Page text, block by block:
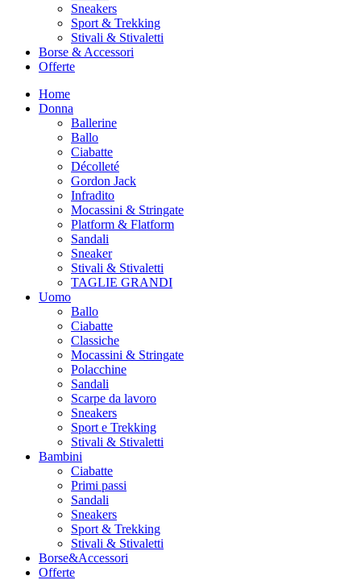
Sneakers
Sport & Trekking
Stivali & Stivaletti
Borse & Accessori
Offerte
Home
Donna
Ballerine
Ballo
Ciabatte
Décolleté
Gordon Jack
Infradito
Mocassini & Stringate
Platform & Flatform
Sandali
Sneaker
Stivali & Stivaletti
TAGLIE GRANDI
Uomo
Ballo
Ciabatte
Classiche
Mocassini & Stringate
Polacchine
Sandali
Scarpe da lavoro
Sneakers
Sport e Trekking
Stivali & Stivaletti
Bambini
Ciabatte
Primi passi
Sandali
Sneakers
Sport & Trekking
Stivali & Stivaletti
Borse&Accessori
Offerte